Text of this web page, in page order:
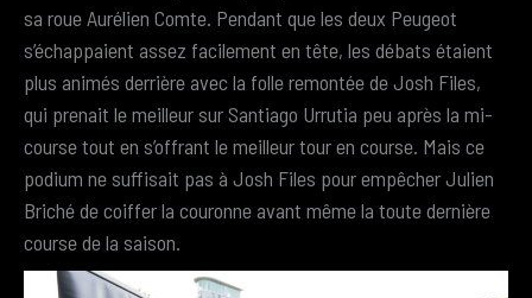
sa roue Aurélien Comte. Pendant que les deux Peugeot
s’échappaient assez facilement en tête, les débats étaient
plus animés derrière avec la folle remontée de Josh Files,
qui prenait le meilleur sur Santiago Urrutia peu après la mi-
course tout en s’offrant le meilleur tour en course. Mais ce
podium ne suffisait pas à Josh Files pour empêcher Julien
Briché de coiffer la couronne avant même la toute dernière
course de la saison.